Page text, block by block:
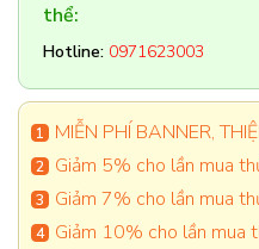
thể:
Hotline: 0971623003
MIỄN PHÍ BANNER,
Giảm 5% cho lần mua
Giảm 7% cho lần mua
Giảm 10% cho lần mua